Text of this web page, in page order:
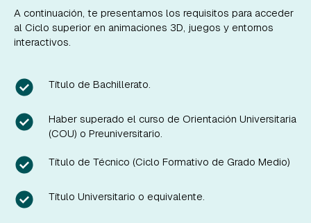
A continuación, te presentamos los requisitos para acceder
al Ciclo superior en animaciones 3D, juegos y entornos
interactivos.
Título de Bachillerato.
Haber superado el curso de Orientación Universitaria
(COU) o Preuniversitario.
Título de Técnico (Ciclo Formativo de Grado Medio)
Título Universitario o equivalente.